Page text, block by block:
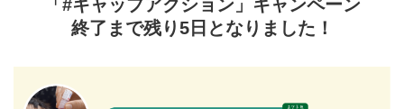
「#キャップアクション」キャンペーン
終了まで残り5日となりました！